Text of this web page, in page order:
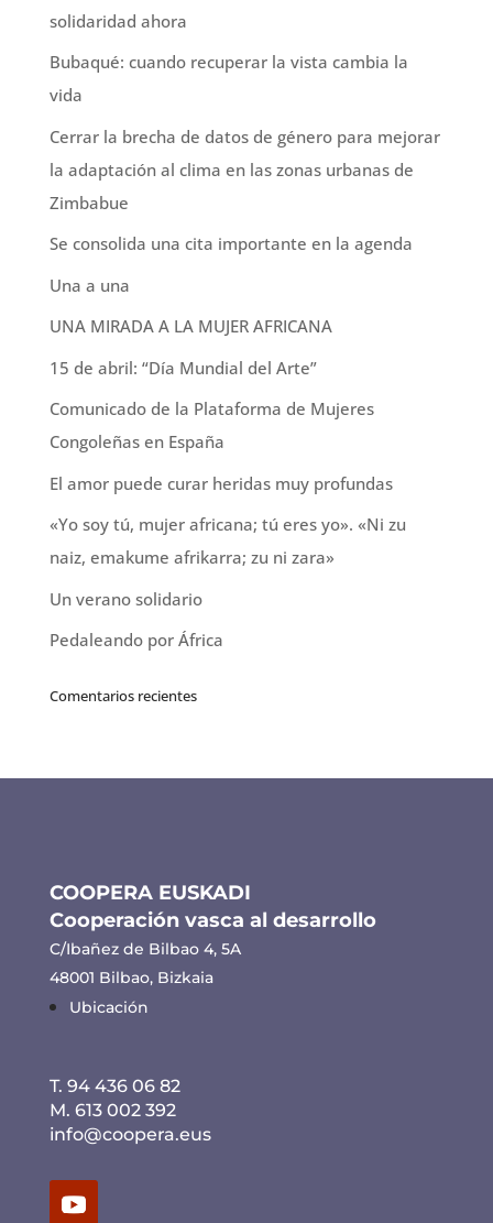
solidaridad ahora
Bubaqué: cuando recuperar la vista cambia la
vida
Cerrar la brecha de datos de género para mejorar
la adaptación al clima en las zonas urbanas de
Zimbabue
Se consolida una cita importante en la agenda
Una a una
UNA MIRADA A LA MUJER AFRICANA
15 de abril: “Día Mundial del Arte”
Comunicado de la Plataforma de Mujeres
Congoleñas en España
El amor puede curar heridas muy profundas
«Yo soy tú, mujer africana; tú eres yo». «Ni zu
naiz, emakume afrikarra; zu ni zara»
Un verano solidario
Pedaleando por África
Comentarios recientes
COOPERA EUSKADI
Cooperación vasca al desarrollo
C/Ibañez de Bilbao 4, 5A
48001 Bilbao, Bizkaia
Ubicación
T. 94 436 06 82
M. 613 002 392
info@coopera.eus